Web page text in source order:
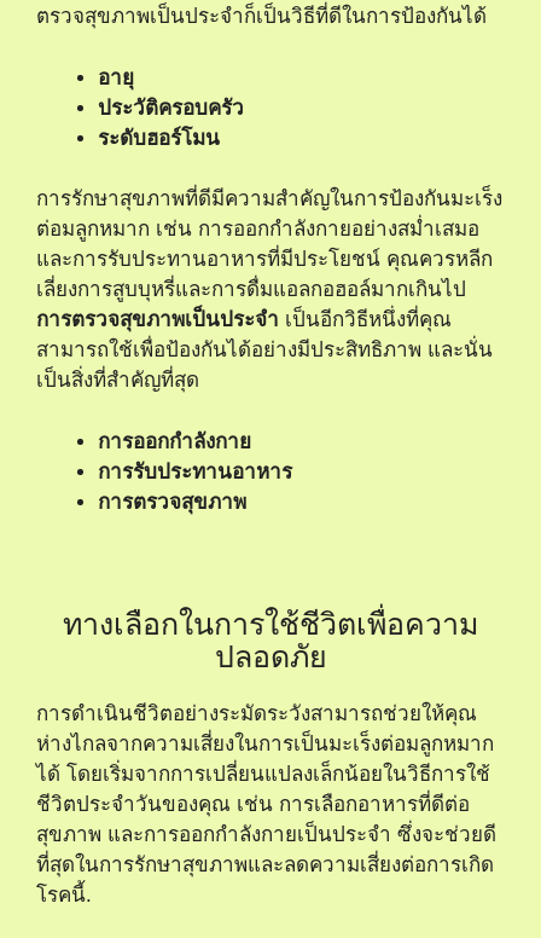
ตรวจสุขภาพเป็นประจำก็เป็นวิธีที่ดีในการป้องกันได้
อายุ
ประวัติครอบครัว
ระดับฮอร์โมน
การรักษาสุขภาพที่ดีมีความสำคัญในการป้องกันมะเร็ง
ต่อมลูกหมาก เช่น การออกกำลังกายอย่างสม่ำเสมอ
และการรับประทานอาหารที่มีประโยชน์ คุณควรหลีก
เลี่ยงการสูบบุหรี่และการดื่มแอลกอฮอล์มากเกินไป
การตรวจสุขภาพเป็นประจำ เป็นอีกวิธีหนึ่งที่คุณ
สามารถใช้เพื่อป้องกันได้อย่างมีประสิทธิภาพ และนั่น
เป็นสิ่งที่สำคัญที่สุด
การออกกำลังกาย
การรับประทานอาหาร
การตรวจสุขภาพ
ทางเลือกในการใช้ชีวิตเพื่อความ
ปลอดภัย
การดำเนินชีวิตอย่างระมัดระวังสามารถช่วยให้คุณ
ห่างไกลจากความเสี่ยงในการเป็นมะเร็งต่อมลูกหมาก
ได้ โดยเริ่มจากการเปลี่ยนแปลงเล็กน้อยในวิธีการใช้
ชีวิตประจำวันของคุณ เช่น การเลือกอาหารที่ดีต่อ
สุขภาพ และการออกกำลังกายเป็นประจำ ซึ่งจะช่วยดี
ที่สุดในการรักษาสุขภาพและลดความเสี่ยงต่อการเกิด
โรคนี้.